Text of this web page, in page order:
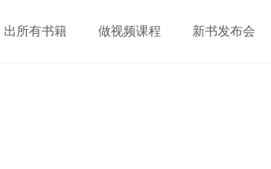
出所有书籍 做视频课程 新书发布会